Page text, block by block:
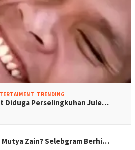
, TRENDING
Diduga Perselingkuhan Jule…
Mutya Zain? Selebgram Berhi…